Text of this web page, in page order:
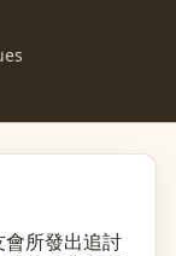
會所發出追討